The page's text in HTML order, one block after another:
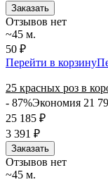
Заказать
Отзывов нет
~45 м.
50 ₽
Перейти в корзину
25 красных роз в
- 87%Экономия 21
25 185 ₽
3 391 ₽
Заказать
Отзывов нет
~45 м.